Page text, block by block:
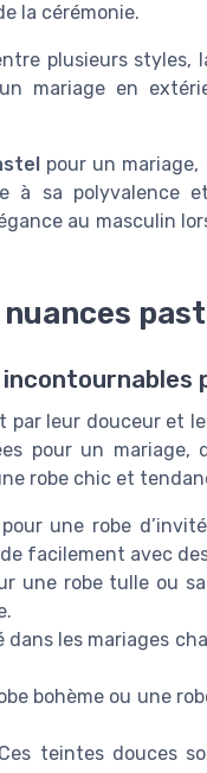
la cérémonie.
plusieurs styles,
mariage en
pour un mariage,
à sa polyvalence
au masculin
par leur douceur et
pour un mariage,
robe chic et
une robe
facilement avec
une robe tulle ou
dans les mariages
bohème ou une
teintes douces